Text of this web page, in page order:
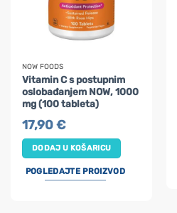
NOW FOODS
Vitamin C s postupnim
oslobađanjem NOW, 1000
mg (100 tableta)
17,90€
DODAJ U KOŠARICU
POGLEDAJTE PROIZVOD